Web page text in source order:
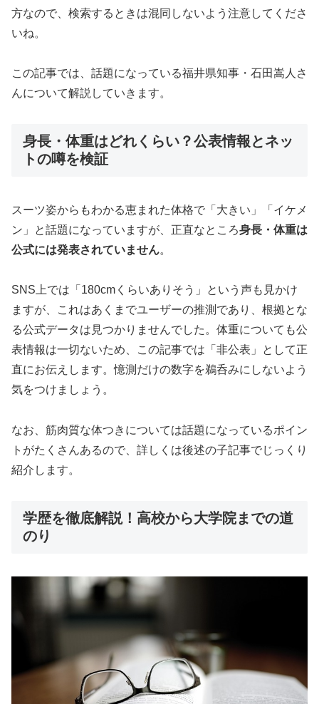
方なので、検索するときは混同しないよう注意してくださ
いね。
この記事では、話題になっている福井県知事・石田嵩人さ
んについて解説していきます。
身長・体重はどれくらい？公表情報とネッ
トの噂を検証
スーツ姿からもわかる恵まれた体格で「大きい」「イケメ
ン」と話題になっていますが、正直なところ身長・体重は
公式には発表されていません。
SNS上では「180cmくらいありそう」という声も見かけ
ますが、これはあくまでユーザーの推測であり、根拠とな
る公式データは見つかりませんでした。体重についても公
表情報は一切ないため、この記事では「非公表」として正
直にお伝えします。憶測だけの数字を鵜呑みにしないよう
気をつけましょう。
なお、筋肉質な体つきについては話題になっているポイン
トがたくさんあるので、詳しくは後述の子記事でじっくり
紹介します。
学歴を徹底解説！高校から大学院までの道
のり